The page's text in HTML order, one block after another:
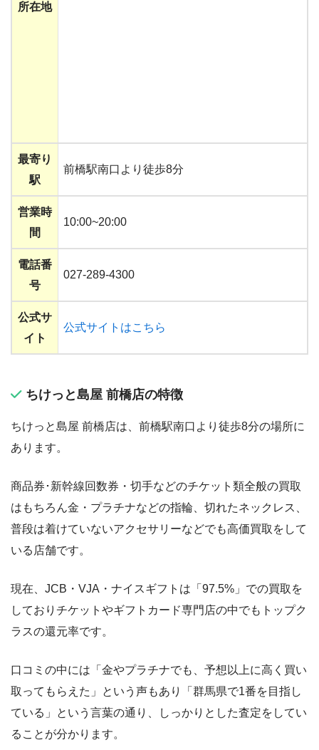
所在地
最寄り
駅
前橋駅南口より徒歩8分
営業時
間
10:00~20:00
電話番
号
027-289-4300
公式サ
イト
公式サイトはこちら
ちけっと島屋 前橋店の特徴
ちけっと島屋 前橋店は、前橋駅南口より徒歩8分の場所に
あります。
商品券･新幹線回数券・切手などのチケット類全般の買取
はもちろん金・プラチナなどの指輪、切れたネックレス、
普段は着けていないアクセサリーなどでも高価買取をして
いる店舗です。
現在、JCB・VJA・ナイスギフトは「97.5%」での買取を
しておりチケットやギフトカード専門店の中でもトップク
ラスの還元率です。
口コミの中には「金やプラチナでも、予想以上に高く買い
取ってもらえた」という声もあり「群馬県で1番を目指し
ている」という言葉の通り、しっかりとした査定をしてい
ることが分かります。